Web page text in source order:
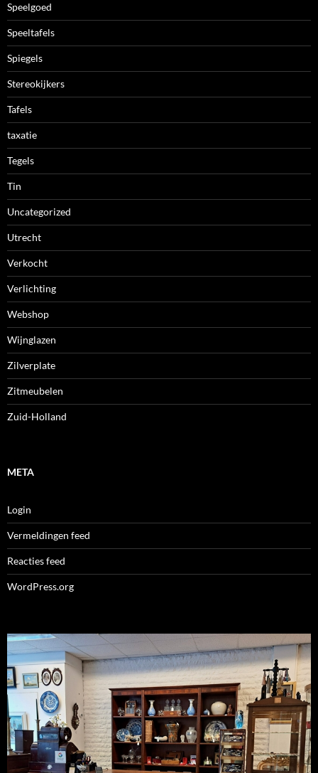
Speelgoed
Speeltafels
Spiegels
Stereokijkers
Tafels
taxatie
Tegels
Tin
Uncategorized
Utrecht
Verkocht
Verlichting
Webshop
Wijnglazen
Zilverplate
Zitmeubelen
Zuid-Holland
META
Login
Vermeldingen feed
Reacties feed
WordPress.org